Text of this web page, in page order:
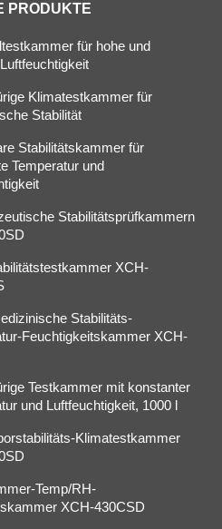
PRODUKTE
für hohe und
Klimatestkammer für
Stabilität
Stabilitätskammer für
Temperatur und
Stabilitätsprüfkammern
XCH-
Stabilitäts-
Feuchtigkeitskammer XCH-
Testkammer mit konstanter
und Luftfeuchtigkeit, 1000 l
Klimatestkammer
Temp/RH-
XCH-430CSD